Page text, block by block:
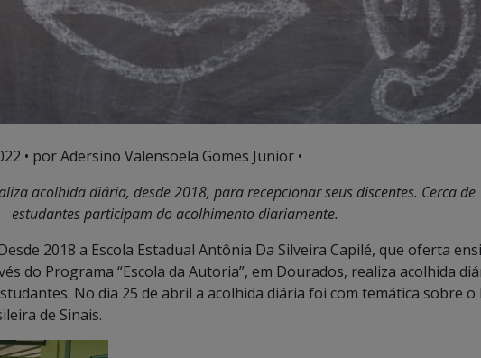
• por Adersino Valensoela Gomes Junior •
acolhida diária, desde 2018, para recepcionar seus discentes. Cerca de
estudantes participam do acolhimento diariamente.
2018 a Escola Estadual Antônia Da Silveira Capilé, que oferta
do Programa “Escola da Autoria”, em Dourados, realiza acolhida
No dia 25 de abril a acolhida diária foi com temática sobre o
de Sinais.